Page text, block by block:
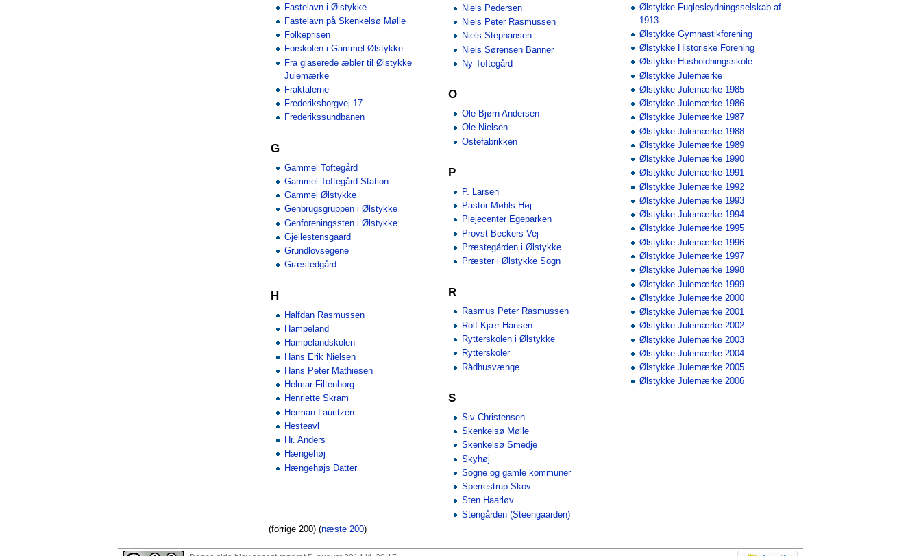
Fastelavn i Ølstykke
Fastelavn på Skenkelsø Mølle
Folkeprisen
Forskolen i Gammel Ølstykke
Fra glaserede æbler til Ølstykke
Julemærke
Fraktalerne
Frederiksborgvej 17
Frederikssundbanen
G
Gammel Toftegård
Gammel Toftegård Station
Gammel Ølstykke
Genbrugsgruppen i Ølstykke
Genforeningssten i Ølstykke
Gjellestensgaard
Grundlovsegene
Græstedgård
H
Halfdan Rasmussen
Hampeland
Hampelandskolen
Hans Erik Nielsen
Hans Peter Mathiesen
Helmar Filtenborg
Henriette Skram
Herman Lauritzen
Hesteavl
Hr. Anders
Hængehøj
Hængehøjs Datter
Niels Pedersen
Niels Peter Rasmussen
Niels Stephansen
Niels Sørensen Banner
Ny Toftegård
O
Ole Bjørn Andersen
Ole Nielsen
Ostefabrikken
P
P. Larsen
Pastor Møhls Høj
Plejecenter Egeparken
Provst Beckers Vej
Præstegården i Ølstykke
Præster i Ølstykke Sogn
R
Rasmus Peter Rasmussen
Rolf Kjær-Hansen
Rytterskolen i Ølstykke
Rytterskoler
Rådhusvænge
S
Siv Christensen
Skenkelsø Mølle
Skenkelsø Smedje
Skyhøj
Sogne og gamle kommuner
Sperrestrup Skov
Sten Haarløv
Stengården (Steengaarden)
Ølstykke Fugleskydningsselskab af
1913
Ølstykke Gymnastikforening
Ølstykke Historiske Forening
Ølstykke Husholdningsskole
Ølstykke Julemærke
Ølstykke Julemærke 1985
Ølstykke Julemærke 1986
Ølstykke Julemærke 1987
Ølstykke Julemærke 1988
Ølstykke Julemærke 1989
Ølstykke Julemærke 1990
Ølstykke Julemærke 1991
Ølstykke Julemærke 1992
Ølstykke Julemærke 1993
Ølstykke Julemærke 1994
Ølstykke Julemærke 1995
Ølstykke Julemærke 1996
Ølstykke Julemærke 1997
Ølstykke Julemærke 1998
Ølstykke Julemærke 1999
Ølstykke Julemærke 2000
Ølstykke Julemærke 2001
Ølstykke Julemærke 2002
Ølstykke Julemærke 2003
Ølstykke Julemærke 2004
Ølstykke Julemærke 2005
Ølstykke Julemærke 2006
(forrige 200) (næste 200)